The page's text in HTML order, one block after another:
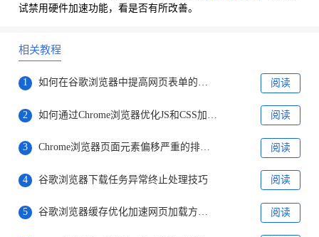
试禁用硬件加速功能，看是否有所改善。
相关教程
1 如何在谷歌浏览器中提高网页表单的自动填写效率 阅读
2 阅读
3 Chrome浏览器页面元素偏移严重的排版兼容建议 阅读
4 谷歌浏览器下载任务异常终止处理技巧 阅读
5 谷歌浏览器缓存优化加速网页加载方法解析 阅读